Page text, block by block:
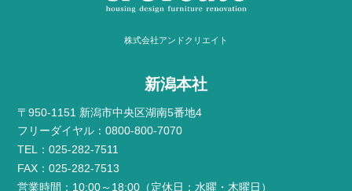
株式会社アンドクリエイト
新潟本社
〒950-1151 新潟市中央区湖南5番地4
フリーダイヤル：0800-800-7070
TEL：025-282-7511
FAX：025-282-7513
営業時間：10:00～18:00（定休日：水曜・木曜日）